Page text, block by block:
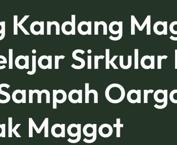
Sirkular
Maggot